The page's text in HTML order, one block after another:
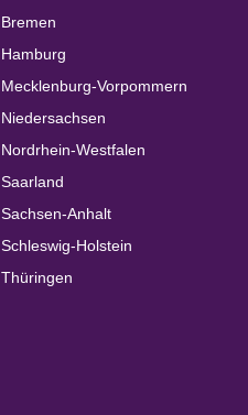
Bremen
Hamburg
Mecklenburg-Vorpommern
Niedersachsen
Nordrhein-Westfalen
Saarland
Sachsen-Anhalt
Schleswig-Holstein
Thüringen